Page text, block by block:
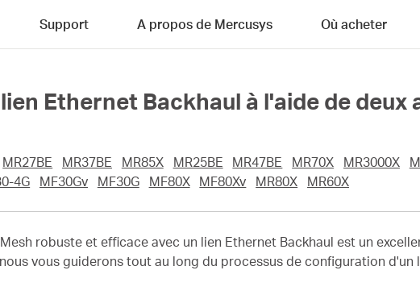
Support A propos de Mercusys Où acheter
Ethernet Backhaul à l'aide de deux
MR27BE MR37BE MR85X MR25BE MR47BE MR70X MR3000X
4G MF30Gv MF30G MF80X MF80Xv MR80X MR60X
robuste et efficace avec un lien Ethernet Backhaul est un
vous guiderons tout au long du processus de configuration d'un